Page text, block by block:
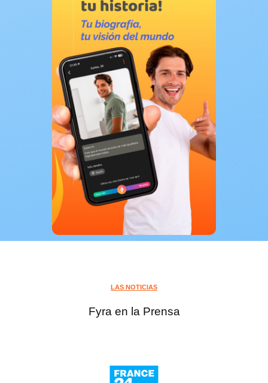
LAS NOTICIAS
Fyra en la Prensa